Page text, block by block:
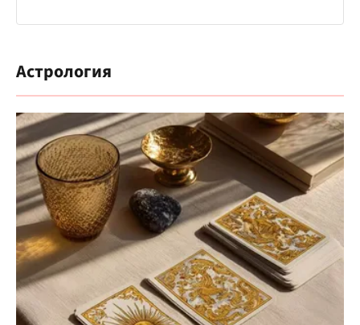
Астрология